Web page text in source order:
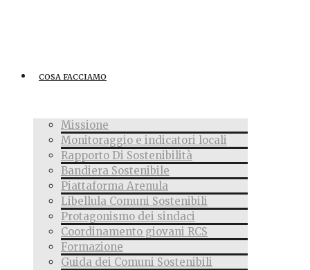
COSA FACCIAMO
Missione
Monitoraggio e indicatori locali
Rapporto Di Sostenibilità
Bandiera Sostenibile
Piattaforma Arenula
Libellula Comuni Sostenibili
Protagonismo dei sindaci
Coordinamento giovani RCS
Formazione
Guida dei Comuni Sostenibili